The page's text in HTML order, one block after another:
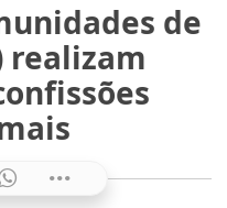
de
realizam